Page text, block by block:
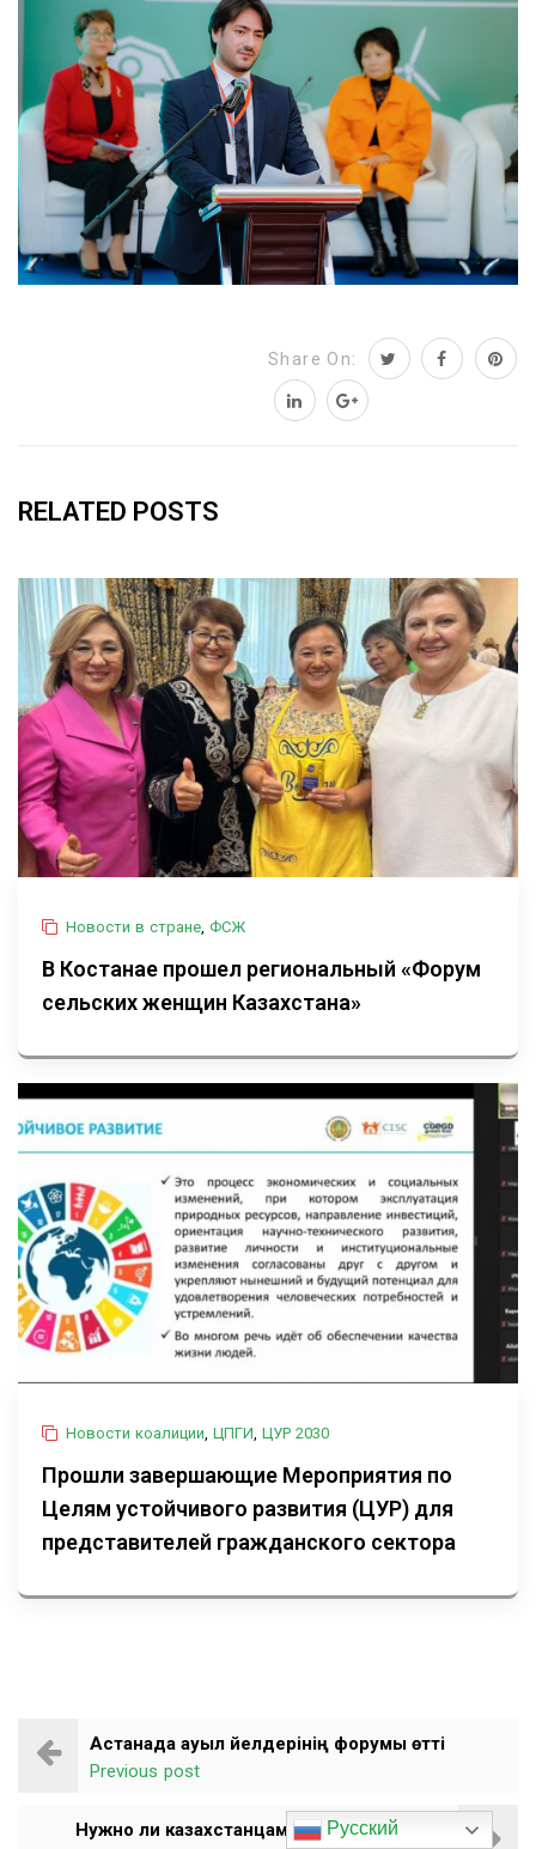
Share On:
RELATED POSTS
Новости в стране, ФСЖ
В Костанае прошел региональный «Форум
сельских женщин Казахстана»
Новости коалиции, ЦПГИ, ЦУР 2030
Прошли завершающие Мероприятия по
Целям устойчивого развития (ЦУР) для
представителей гражданского сектора
Астанада ауыл әйелдерінің форумы өтті
Previous post
Нужно ли казахстанцам платить налоги п
Русский